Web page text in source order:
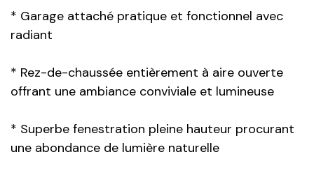
* Garage attaché pratique et fonctionnel avec
radiant
* Rez-de-chaussée entièrement à aire ouverte
offrant une ambiance conviviale et lumineuse
* Superbe fenestration pleine hauteur procurant
une abondance de lumière naturelle